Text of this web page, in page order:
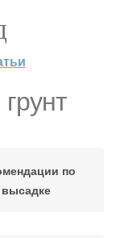
по
высадке